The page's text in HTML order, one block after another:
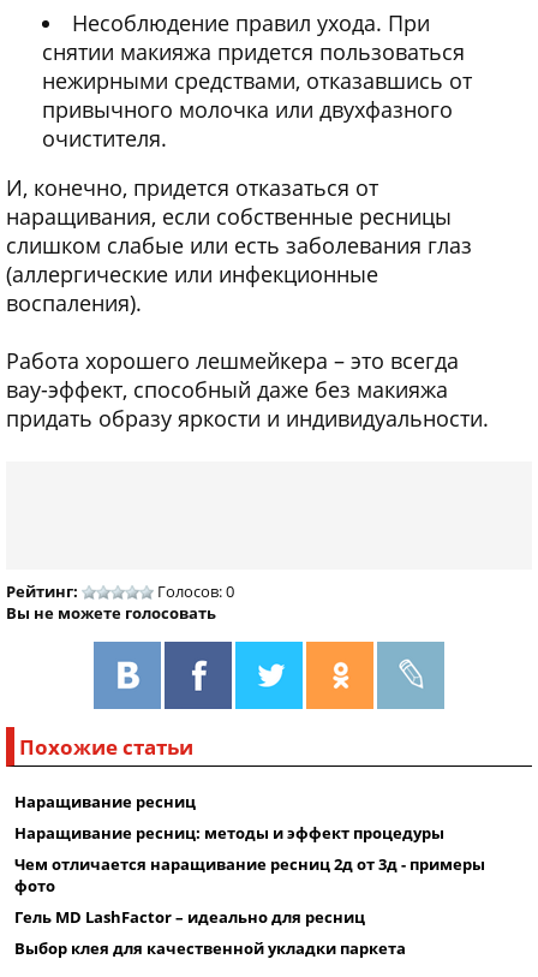
Несоблюдение правил ухода. При
снятии макияжа придется пользоваться
нежирными средствами, отказавшись от
привычного молочка или двухфазного
очистителя.
И, конечно, придется отказаться от
наращивания, если собственные ресницы
слишком слабые или есть заболевания глаз
(аллергические или инфекционные
воспаления).
Работа хорошего лешмейкера – это всегда
вау-эффект, способный даже без макияжа
придать образу яркости и индивидуальности.
Рейтинг:
Голосов: 0
Вы не можете голосовать
Похожие статьи
Наращивание ресниц
Наращивание ресниц: методы и эффект процедуры
Чем отличается наращивание ресниц 2д от 3д - примеры
фото
Гель MD LashFactor – идеально для ресниц
Выбор клея для качественной укладки паркета